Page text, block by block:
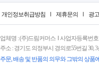
개인정보취급방침 제휴문의 광
업체명 : (주)드림커머스
사업자등록번호
주소 : 경기도 의정부시 경의로55번길 30,
주문, 배송 및 반품의 의무와 그밖의 상